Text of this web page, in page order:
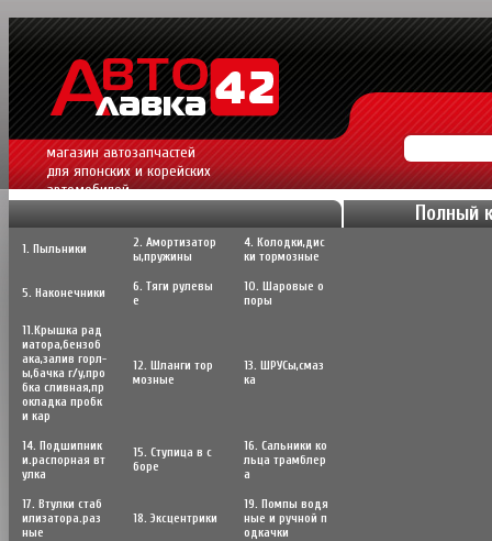
магазин автозапчастей
для японских и корейских
автомобилей.
Полный
1. Пыльники
2. Амортизатор
ы,пружины
4. Колодки,дис
ки тормозные
5. Наконечники
6. Тяги рулевы
е
10. Шаровые о
поры
11.Крышка рад
иатора,бензоб
ака,залив горл-
ы,бачка г/у,про
бка сливная,пр
окладка пробк
и кар
12. Шланги тор
мозные
13. ШРУСы,cмаз
ка
14. Подшипник
и.распорная вт
улка
15. Ступица в с
боре
16. Сальники ко
льца трамблер
а
17. Втулки стаб
илизатора.раз
ные
18. Эксцентрики
19. Помпы водя
ные и ручной п
одкачки